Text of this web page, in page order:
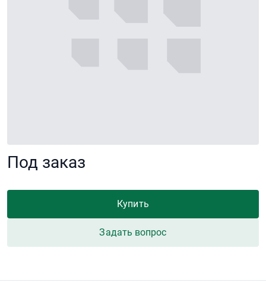
Под заказ
Купить
Задать вопрос